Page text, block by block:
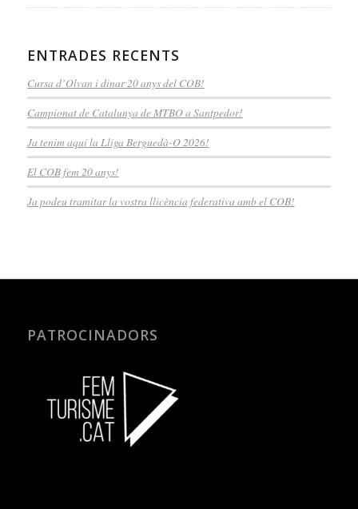
ENTRADES RECENTS
Cursa d’Olvan i dinar 20 anys del COB!
Campionat de Catalunya de MTBO a Santpedor!
Ja tenim aquí la Lliga Berguedà-O 2026!
El COB fem 20 anys!
Ja podeu tramitar la vostra llicència federativa amb el COB!
PATROCINADORS